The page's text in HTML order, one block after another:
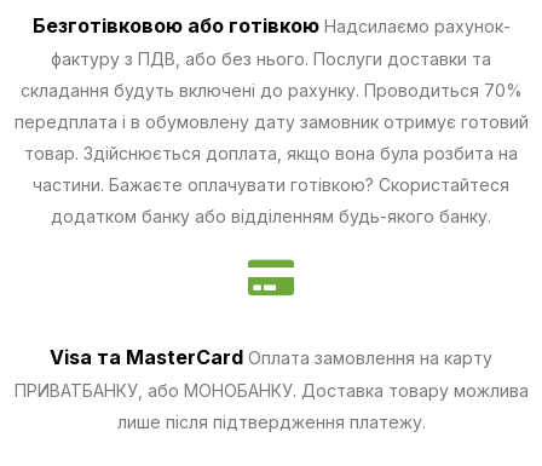
Безготівковою або готівкою Надсилаємо рахунок-
фактуру з ПДВ, або без нього. Послуги доставки та
складання будуть включені до рахунку. Проводиться 70%
передплата і в обумовлену дату замовник отримує готовий
товар. Здійснюється доплата, якщо вона була розбита на
частини. Бажаєте оплачувати готівкою? Скористайтеся
додатком банку або відділенням будь-якого банку.
Visa та MasterCard Оплата замовлення на карту
ПРИВАТБАНКУ, або МОНОБАНКУ. Доставка товару можлива
лише після підтвердження платежу.